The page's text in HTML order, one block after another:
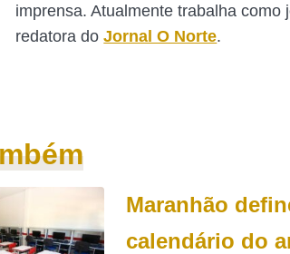
imprensa. Atualmente trabalha como
redatora doJornal O Norte.
Maranhão
calendário do